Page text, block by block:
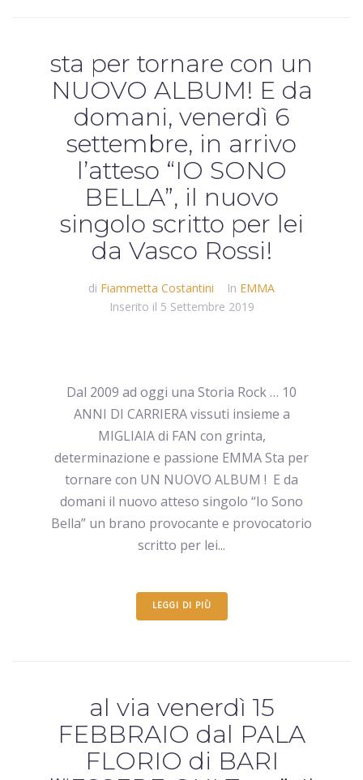
sta per tornare con un
NUOVO ALBUM! E da
domani, venerdì 6
settembre, in arrivo
l’atteso “IO SONO
BELLA”, il nuovo
singolo scritto per lei
da Vasco Rossi!
di Fiammetta Costantini In EMMA
Inserito il 5 Settembre 2019
Dal 2009 ad oggi una Storia Rock … 10
ANNI DI CARRIERA vissuti insieme a
MIGLIAIA di FAN con grinta,
determinazione e passione EMMA Sta per
tornare con UN NUOVO ALBUM ! E da
domani il nuovo atteso singolo “Io Sono
Bella” un brano provocante e provocatorio
scritto per lei...
LEGGI DI PIÙ
al via venerdì 15
FEBBRAIO dal PALA
FLORIO di BARI